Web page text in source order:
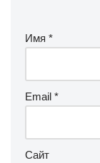
Имя *
Email *
Сайт